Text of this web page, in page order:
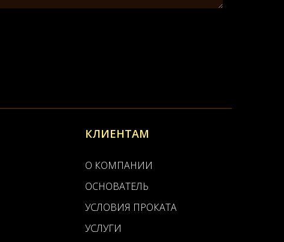
КЛИЕНТАМ
О КОМПАНИИ
ОСНОВАТЕЛЬ
УСЛОВИЯ ПРОКАТА
УСЛУГИ